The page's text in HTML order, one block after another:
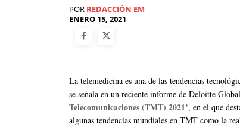
POR REDACCIÓN EM
ENERO 15, 2021
La telemedicina es una de las tendencias
se señala en un reciente informe de Deloitte
Telecomunicaciones (TMT) 2021’, en el que
algunas tendencias mundiales en TMT como la